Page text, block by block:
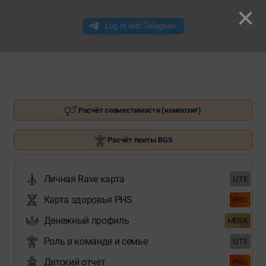
Расчёт совместимости (композит)
Расчёт пенты BG5
Личная Rave карта LITE
Карта здоровья PHS PRO
Денежный профиль MEGA
Роль в команде и семье LITE
Детский отчет PRO
×